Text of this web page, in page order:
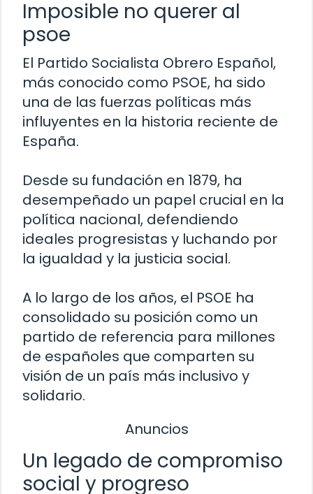
Imposible no querer al
psoe
El Partido Socialista Obrero Español,
más conocido como PSOE, ha sido
una de las fuerzas políticas más
influyentes en la historia reciente de
España.
Desde su fundación en 1879, ha
desempeñado un papel crucial en la
política nacional, defendiendo
ideales progresistas y luchando por
la igualdad y la justicia social.
A lo largo de los años, el PSOE ha
consolidado su posición como un
partido de referencia para millones
de españoles que comparten su
visión de un país más inclusivo y
solidario.
Anuncios
Un legado de compromiso
social y progreso